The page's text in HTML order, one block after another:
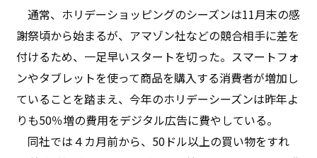
通常、ホリデーショッピングのシーズンは11月末の感
謝祭頃から始まるが、アマゾン社などの競合相手に差を
付けるため、一足早いスタートを切った。スマートフォ
ンやタブレットを使って商品を購入する消費者が増加し
ていることを踏まえ、今年のホリデーシーズンは昨年よ
りも50％増の費用をデジタル広告に費やしている。
同社では４カ月前から、50ドル以上の買い物をすれ